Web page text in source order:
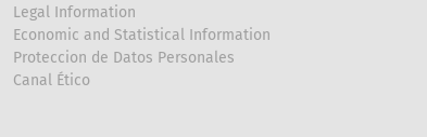
Legal Information
Economic and Statistical Information
Proteccion de Datos Personales
Canal Ético